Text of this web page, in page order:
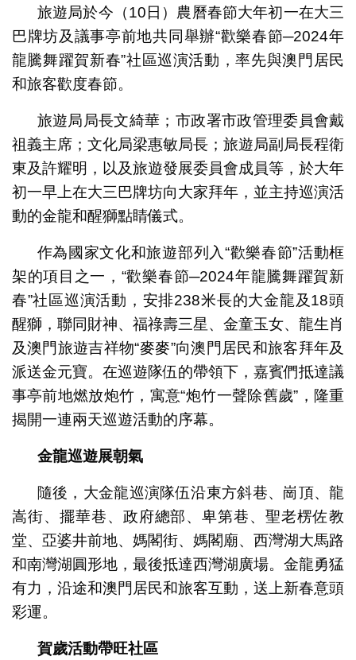
旅遊局於今（10日）農曆春節大年初一在大三
巴牌坊及議事亭前地共同舉辦“歡樂春節─2024年
龍騰舞躍賀新春”社區巡演活動，率先與澳門居民
和旅客歡度春節。
旅遊局局長文綺華；市政署市政管理委員會戴
祖義主席；文化局梁惠敏局長；旅遊局副局長程衛
東及許耀明，以及旅遊發展委員會成員等，於大年
初一早上在大三巴牌坊向大家拜年，並主持巡演活
動的金龍和醒獅點睛儀式。
作為國家文化和旅遊部列入“歡樂春節”活動框
架的項目之一，“歡樂春節─2024年龍騰舞躍賀新
春”社區巡演活動，安排238米長的大金龍及18頭
醒獅，聯同財神、福祿壽三星、金童玉女、龍生肖
及澳門旅遊吉祥物“麥麥”向澳門居民和旅客拜年及
派送金元寶。在巡遊隊伍的帶領下，嘉賓們抵達議
事亭前地燃放炮竹，寓意“炮竹一聲除舊歲”，隆重
揭開一連兩天巡遊活動的序幕。
金龍巡遊展朝氣
隨後，大金龍巡演隊伍沿東方斜巷、崗頂、龍
嵩街、擺華巷、政府總部、卑第巷、聖老楞佐教
堂、亞婆井前地、媽閣街、媽閣廟、西灣湖大馬路
和南灣湖圓形地，最後抵達西灣湖廣場。金龍勇猛
有力，沿途和澳門居民和旅客互動，送上新春意頭
彩運。
賀歲活動帶旺社區